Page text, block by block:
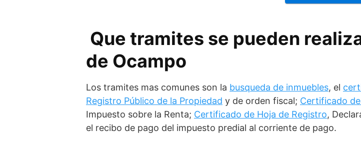
Que tramites se pueden
de Ocampo
Los tramites mas comunes son la busqueda de inmuebles, el
Registro Público de la Propiedad y de orden fiscal; Certificado
Impuesto sobre la Renta; Certificado de Hoja de Registro,
el recibo de pago del impuesto predial al corriente de pago.